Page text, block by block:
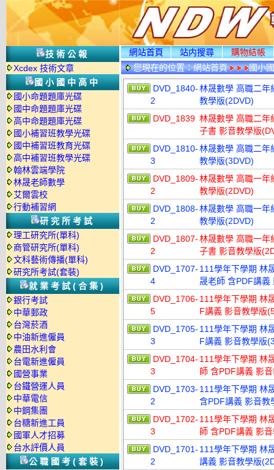
技術公報
Xcdex 技術文章
國小國中高中
國小命題題庫光碟
國中命題題庫光碟
高中命題題庫光碟
國小補習班教學光碟
國中補習班教育光碟
高中補習班教學光碟
翰林雲端學院
林晟老師數學
艾爾雲校
行動補習網
研究所考試
理工研究所(單科)
商管研究所(單科)
文科藝術傳播(單科)
研究所考試(套裝)
就業考試(合集)
銀行考試
中華郵政
台灣菸酒
中油新進僱員
農田水利會
台電新進僱員
國營事業
台鐵營運人員
中華電信
中鋼集團
台糖新進工員
國軍人才招募
台水評價人員
公職國考(套裝)
網站首頁 站内搜尋
購物結帳
您現在的位置：網站首頁 國小
DVD_1840-
2
林晟數學 高職二年
教學版(2DVD)
DVD_1839 林晟數學 高職二年
子書 影音教學版
DVD_1810-
3
林晟數學 高職二年
教學版(3DVD)
DVD_1809-
2
林晟數學 高職一年
教學版(2DVD)
DVD_1808-
2
林晟數學 高職一年
教學版(2DVD)
DVD_1807-
2
林晟數學 高職一年
子書 影音教學版
DVD_1707-
4
111學年下學期 林
晟老師 含PDF講義
DVD_1706-
5
111學年下學期 林
F講義 影音教學版
DVD_1705-
3
111學年下學期 林
F講義 影音教學版
DVD_1704-
3
111學年下學期 林
師 含PDF講義 影
DVD_1703-
2
111學年下學期 林
含PDF講義 影音教
DVD_1702-
3
111學年下學期 林
師 含PDF講義 影
DVD_1701-
2
111學年下學期 林
講義 影音教學版